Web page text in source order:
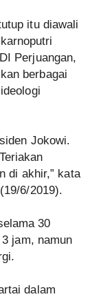
itu diawali
Perjuangan,
berbagai
Jokowi.
di akhir,” kata
6/2019).
30
jam, namun
dalam